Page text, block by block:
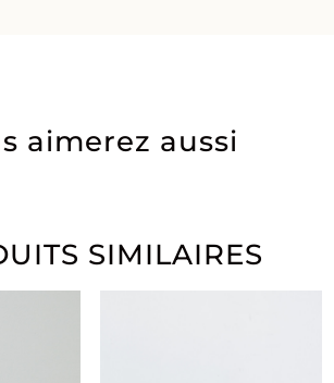
aimerez aussi
SIMILAIRES